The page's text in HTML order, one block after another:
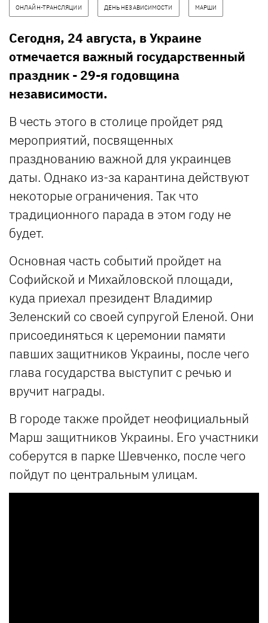
ОНЛАЙН-ТРАНСЛЯЦИИ ДЕНЬ НЕЗАВИСИМОСТИ МАРШИ
Сегодня, 24 августа, в Украине
отмечается важный государственный
праздник - 29-я годовщина
независимости.
В честь этого в столице пройдет ряд
мероприятий, посвященных
празднованию важной для украинцев
даты. Однако из-за карантина действуют
некоторые ограничения. Так что
традиционного парада в этом году не
будет.
Основная часть событий пройдет на
Софийской и Михайловской площади,
куда приехал президент Владимир
Зеленский со своей супругой Еленой. Они
присоединяться к церемонии памяти
павших защитников Украины, после чего
глава государства выступит с речью и
вручит награды.
В городе также пройдет неофициальный
Марш защитников Украины. Его участники
соберутся в парке Шевченко, после чего
пойдут по центральным улицам.